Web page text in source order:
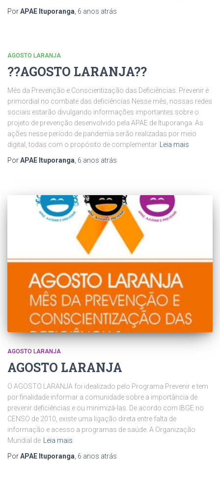
PorAPAE Ituporanga 6 anos atrás
AGOSTO LARANJA
?️?️AGOSTO LARANJA?️?️
Mês da Prevenção e Conscientização das Deficiências. Prevenir é
primordial no combate das deficiências Nesse mês, nossas redes
sociais estarão divulgando informações importantes sobre o
projeto de prevenção desenvolvido pela APAE de Ituporanga. As
ações nesse período de pandemia serão realizadas por meio
digital, todas com o propósito de complementar
Leia mais
PorAPAE Ituporanga 6 anos atrás
AGOSTO LARANJA
AGOSTO LARANJA
O AGOSTO LARANJA foi idealizado pelo Programa Prevenir e tem
por finalidade informar a comunidade sobre a importância de
prevenir deficiências e ou minimizá-las. De acordo com IBGE no
CENSO de 2010, existe uma ligação direta entre falta de
informação e acesso a programas de saúde. A Organização
Mundial de
Leia mais
PorAPAE Ituporanga 6 anos atrás